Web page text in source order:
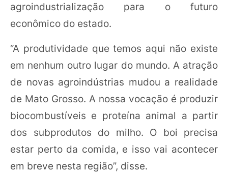
agroindustrialização para o futuro
econômico do estado.
“A produtividade que temos aqui não existe
em nenhum outro lugar do mundo. A atração
de novas agroindústrias mudou a realidade
de Mato Grosso. A nossa vocação é produzir
biocombustíveis e proteína animal a partir
dos subprodutos do milho. O boi precisa
estar perto da comida, e isso vai acontecer
em breve nesta região”, disse.